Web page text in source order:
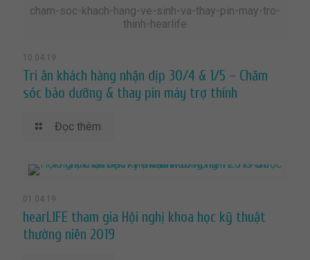
cham-soc-khach-hang-ve-sinh-va-thay-pin-may-tro-
thinh-hearlife
10.04.19
Tri ân khách hàng nhận dịp 30/4 & 1/5 – Chăm
sóc bảo dưỡng & thay pin máy trợ thính
Đọc thêm
01.04.19
hearLIFE tham gia Hội nghị khoa học kỹ thuật
thường niên 2019